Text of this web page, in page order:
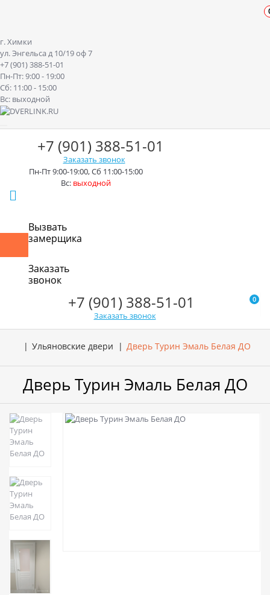
г. Химки
ул. Энгельса д 10/19 оф 7
+7 (901) 388-51-01
Пн-Пт: 9:00 - 19:00
Сб: 11:00 - 15:00
Вс: выходной
+7 (901) 388-51-01
Заказать звонок
Пн-Пт 9:00-19:00, Сб 11:00-15:00
Вс: выходной
Вызвать
замерщика
Заказать
звонок
+7 (901) 388-51-01
Заказать звонок
0
Ульяновские двери Дверь Турин Эмаль Белая ДО
Дверь Турин Эмаль Белая ДО